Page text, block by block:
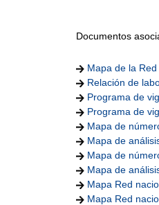
Documentos
Mapa de la
Relación de
Programa de
Programa de
Mapa de
Mapa de
Mapa de
Mapa de
Mapa Red
Mapa Red